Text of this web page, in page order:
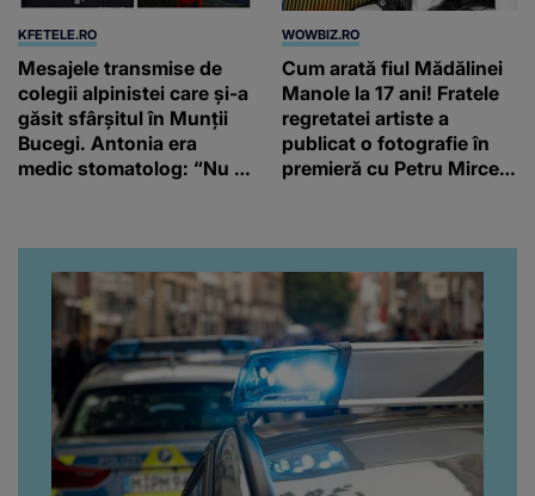
KFETELE.RO
Mesajele transmise de
colegii alpinistei care și-a
găsit sfârșitul în Munții
Bucegi. Antonia era
medic stomatolog: “Nu te
WOWBIZ.RO
Cum arată fiul Mădălinei
Manole la 17 ani! Fratele
regretatei artiste a
publicat o fotografie în
premieră cu Petru Mircea